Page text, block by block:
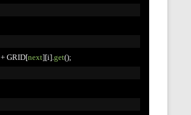
+ GRID[next][i].get();